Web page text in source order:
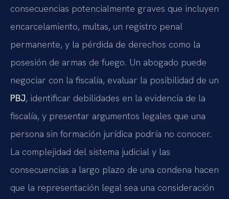
consecuencias potencialmente graves que incluyen
encarcelamiento, multas, un registro penal
permanente, y la pérdida de derechos como la
posesión de armas de fuego. Un abogado puede
negociar con la fiscalía, evaluar la posibilidad de un
PBJ, identificar debilidades en la evidencia de la
fiscalía, y presentar argumentos legales que una
persona sin formación jurídica podría no conocer.
La complejidad del sistema judicial y las
consecuencias a largo plazo de una condena hacen
que la representación legal sea una consideración